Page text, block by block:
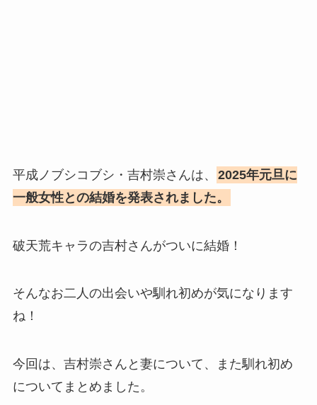
平成ノブシコブシ・吉村崇さんは、
2025年元旦に
一般女性との結婚を発表されました。
破天荒キャラの吉村さんがついに結婚！
そんなお二人の出会いや馴れ初めが気になります
ね！
今回は、吉村崇さんと妻について、また馴れ初め
についてまとめました。